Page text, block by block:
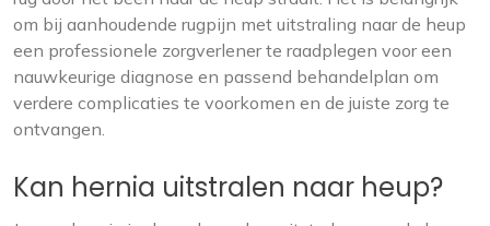
om bij aanhoudende rugpijn met uitstraling naar de heup
een professionele zorgverlener te raadplegen voor een
nauwkeurige diagnose en passend behandelplan om
verdere complicaties te voorkomen en de juiste zorg te
ontvangen.
Kan hernia uitstralen naar heup?